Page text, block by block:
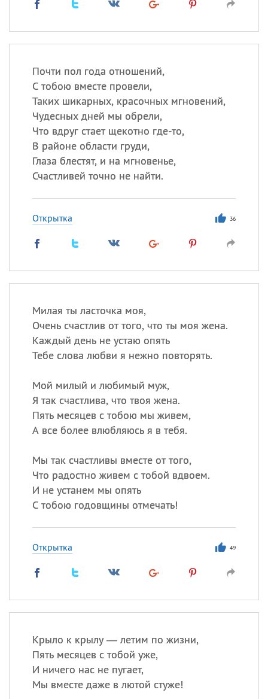
Почти пол года отношений,
С тобою вместе провели,
Таких шикарных, красочных мгновений,
Чудесных дней мы обрели,
Что вдруг стает щекотно где-то,
В районе области груди,
Глаза блестят, и на мгновенье,
Счастливей точно не найти.
Открытка 36
Милая ты ласточка моя,
Очень счастлив от того, что ты моя жена.
Каждый день не устаю опять
Тебе слова любви я нежно повторять.
Мой милый и любимый муж,
Я так счастлива, что твоя жена.
Пять месяцев с тобою мы живем,
А все более влюбляюсь я в тебя.
Мы так счастливы вместе от того,
Что радостно живем с тобой вдвоем.
И не устанем мы опять
С тобою годовщины отмечать!
Открытка 49
Крыло к крылу — летим по жизни,
Пять месяцев с тобой уже,
И ничего нас не пугает,
Мы вместе даже в лютой стуже!